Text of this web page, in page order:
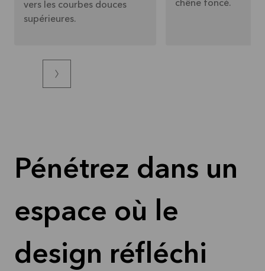
vers les courbes douces
supérieures.
chêne foncé.
Pénétrez dans un
espace où le
design réfléchi